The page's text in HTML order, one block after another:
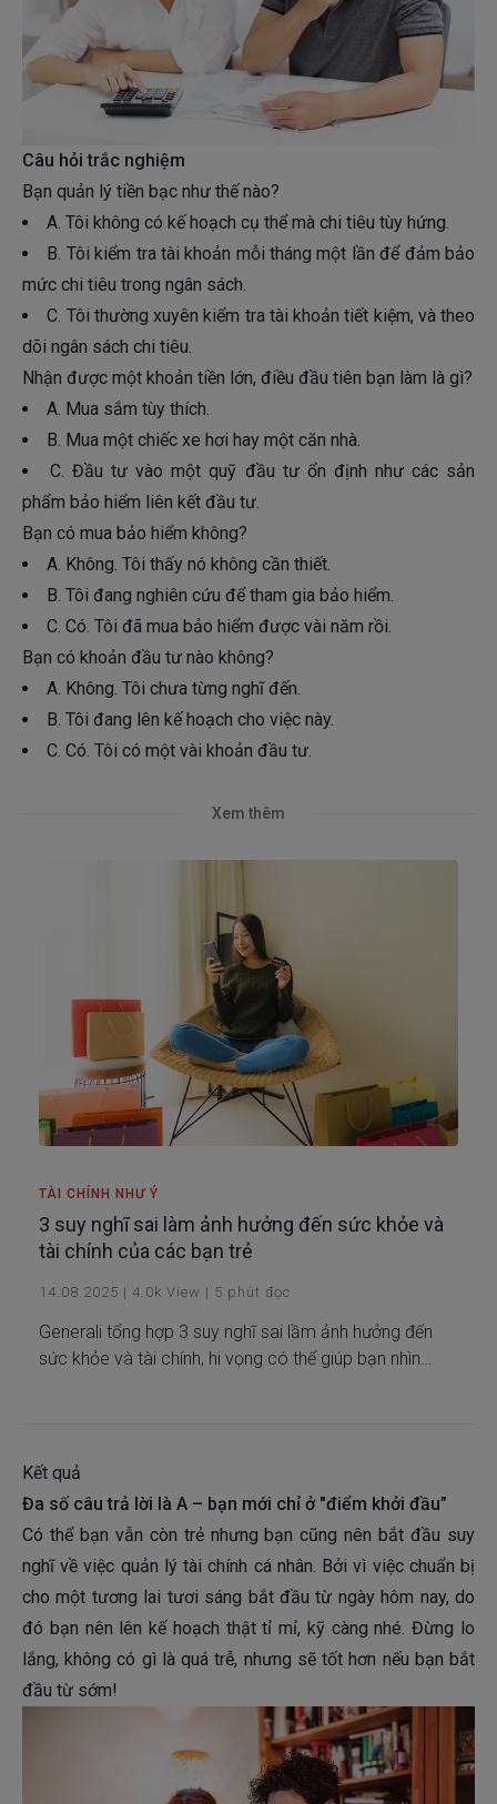
Câu hỏi trắc nghiệm
Bạn quản lý tiền bạc như thế nào?
A. Tôi không có kế hoạch cụ thể mà chi tiêu tùy hứng.
B. Tôi kiểm tra tài khoản mỗi tháng một lần để đảm bảo
mức chi tiêu trong ngân sách.
C. Tôi thường xuyên kiểm tra tài khoản tiết kiệm, và theo
dõi ngân sách chi tiêu.
Nhận được một khoản tiền lớn, điều đầu tiên bạn làm là gì?
A. Mua sắm tùy thích.
B. Mua một chiếc xe hơi hay một căn nhà.
C. Đầu tư vào một quỹ đầu tư ổn định như các sản
phẩm bảo hiểm liên kết đầu tư.
Bạn có mua bảo hiểm không?
A. Không. Tôi thấy nó không cần thiết.
B. Tôi đang nghiên cứu để tham gia bảo hiểm.
C. Có. Tôi đã mua bảo hiểm được vài năm rồi.
Bạn có khoản đầu tư nào không?
A. Không. Tôi chưa từng nghĩ đến.
B. Tôi đang lên kế hoạch cho việc này.
C. Có. Tôi có một vài khoản đầu tư.
Xem thêm
TÀI CHÍNH NHƯ Ý
3 suy nghĩ sai làm ảnh hưởng đến sức khỏe và
tài chính của các bạn trẻ
14.08.2025 | 4.0k View | 5 phút đọc
Generali tổng hợp 3 suy nghĩ sai lầm ảnh hưởng đến
sức khỏe và tài chính, hi vọng có thể giúp bạn nhìn
Kết quả
Đa số câu trả lời là A – bạn mới chỉ ở "điểm khởi đầu”
Có thể bạn vẫn còn trẻ nhưng bạn cũng nên bắt đầu suy
nghĩ về việc quản lý tài chính cá nhân. Bởi vì việc chuẩn bị
cho một tương lai tươi sáng bắt đầu từ ngày hôm nay, do
đó bạn nên lên kế hoạch thật tỉ mỉ, kỹ càng nhé. Đừng lo
lắng, không có gì là quá trễ, nhưng sẽ tốt hơn nếu bạn bắt
đầu từ sớm!